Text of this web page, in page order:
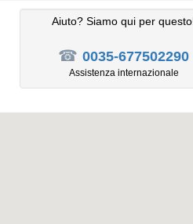
Aiuto? Siamo qui per
☎ 0035-677502290
Assistenza internazionale